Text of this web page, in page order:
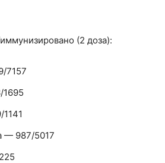
(2 доза):
7157
— 987/5017